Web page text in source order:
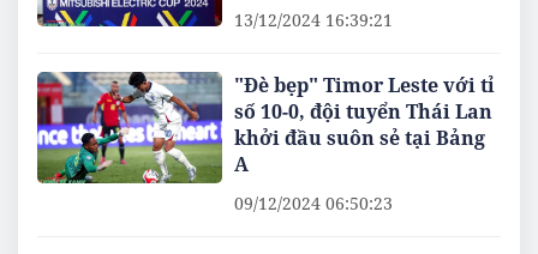
13/12/2024 16:39:21
"Đè bẹp" Timor Leste với tỉ
số 10-0, đội tuyển Thái Lan
khởi đầu suôn sẻ tại Bảng
A
09/12/2024 06:50:23